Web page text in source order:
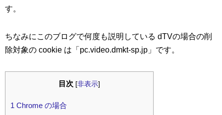
す。
ちなみにこのブログで何度も説明している dTVの場合の削
除対象の cookie は「pc.video.dmkt-sp.jp」です。
目次 [非表示]
1 Chrome の場合